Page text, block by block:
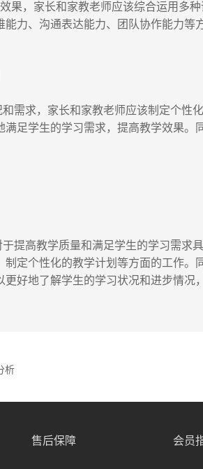
，家长和家教老师应该综合运用多
能力、沟通表达能力、团队协作能力
求，家长和家教老师应该制定个性
满足学生的学习需求，提高教学效果
于提高教学质量和满足学生的学习需求
制定个性化的教学计划等方面的工作
好地了解学生的学习状况和进步情况
析
售后保障 会员